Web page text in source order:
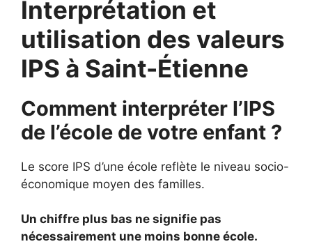
Interprétation et
utilisation des valeurs
IPS à Saint-Étienne
Comment interpréter l’IPS
de l’école de votre enfant ?
Le score IPS d’une école reflète le niveau socio-
économique moyen des familles.
Un chiffre plus bas ne signifie pas
nécessairement une moins bonne école.